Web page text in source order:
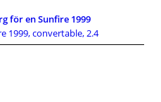
för en Sunfire 1999
1999, convertable, 2.4